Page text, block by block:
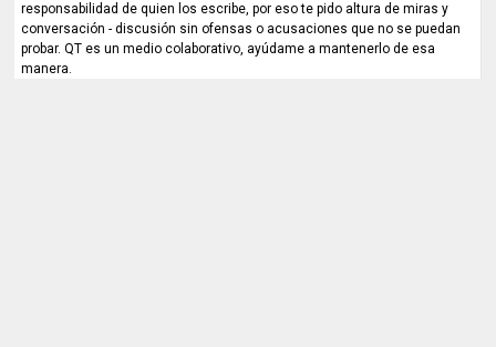
responsabilidad de quien los escribe, por eso te pido altura de miras y
conversación - discusión sin ofensas o acusaciones que no se puedan
probar. QT es un medio colaborativo, ayúdame a mantenerlo de esa
manera.